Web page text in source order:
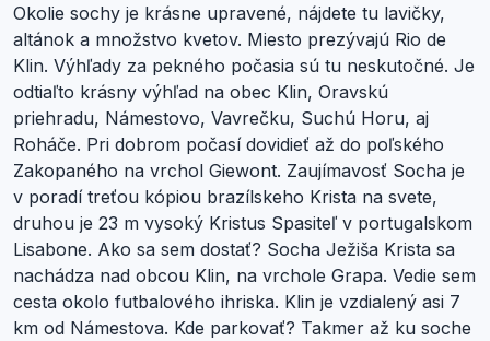
Okolie sochy je krásne upravené, nájdete tu lavičky,
altánok a množstvo kvetov. Miesto prezývajú Rio de
Klin. Výhľady za pekného počasia sú tu neskutočné. Je
odtiaľto krásny výhľad na obec Klin, Oravskú
priehradu, Námestovo, Vavrečku, Suchú Horu, aj
Roháče. Pri dobrom počasí dovidieť až do poľského
Zakopaného na vrchol Giewont. Zaujímavosť Socha je
v poradí treťou kópiou brazílskeho Krista na svete,
druhou je 23 m vysoký Kristus Spasiteľ v portugalskom
Lisabone. Ako sa sem dostať? Socha Ježiša Krista sa
nachádza nad obcou Klin, na vrchole Grapa. Vedie sem
cesta okolo futbalového ihriska. Klin je vzdialený asi 7
km od Námestova. Kde parkovať? Takmer až ku soche